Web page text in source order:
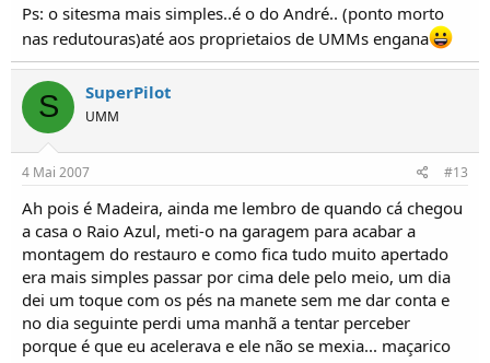
Ps: o sitesma mais simples..é o do André.. (ponto morto
nas redutouras)até aos proprietaios de UMMs engana
S SuperPilot
UMM
4 Mai 2007 #13
Ah pois é Madeira, ainda me lembro de quando cá chegou
a casa o Raio Azul, meti-o na garagem para acabar a
montagem do restauro e como fica tudo muito apertado
era mais simples passar por cima dele pelo meio, um dia
dei um toque com os pés na manete sem me dar conta e
no dia seguinte perdi uma manhã a tentar perceber
porque é que eu acelerava e ele não se mexia... maçarico